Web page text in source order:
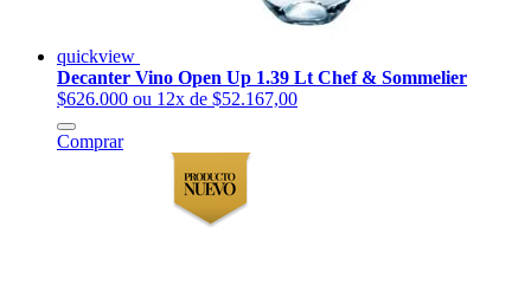
quickview
Decanter Vino Open Up 1.39 Lt Chef & Sommelier
$626.000 ou 12x de $52.167,00
Comprar